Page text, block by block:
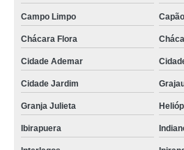
Campo Limpo
Chácara Flora
Cidade Ademar
Cidade Jardim
Granja Julieta
Ibirapuera